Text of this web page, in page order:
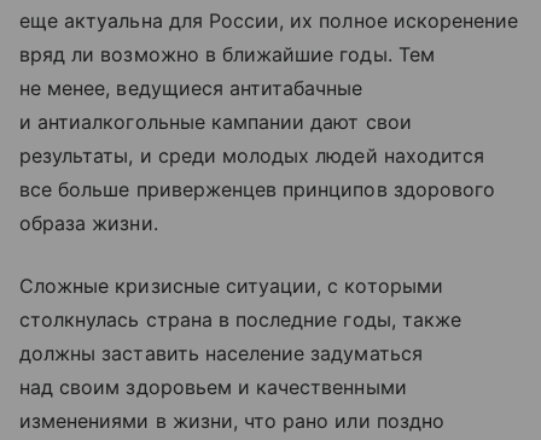
еще актуальна для России, их полное искоренение
вряд ли возможно в ближайшие годы. Тем
не менее, ведущиеся антитабачные
и антиалкогольные кампании дают свои
результаты, и среди молодых людей находится
все больше приверженцев принципов здорового
образа жизни.
Сложные кризисные ситуации, с которыми
столкнулась страна в последние годы, также
должны заставить население задуматься
над своим здоровьем и качественными
изменениями в жизни, что рано или поздно